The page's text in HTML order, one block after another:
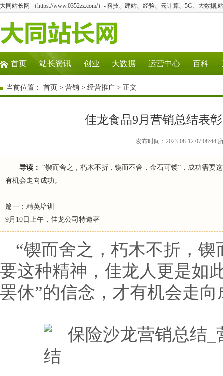
大同站长网 （https://www.0352zz.com/）- 科技、建站、经验、云计算、5G、大数据,
首页 站长资讯 创业 大数据 运营中心 百科
当前位置： 首页 > 营销 > 经营推广 > 正文
佳龙食品9月营销总结表
发布时间：2023-08-12 07:08:44
导读： “锲而舍之，朽木不折，锲而不舍，金石可镂”，成功需要
有机会走向成功。
篇一：精英培训
9月10日上午，佳龙公司特邀著
“锲而舍之，朽木不折，
要这种精神，佳龙人更是如
罢休”的信念，才有机会走向